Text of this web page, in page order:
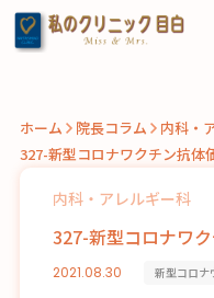
ホーム 院長コラム
内科・
327-新型コロナワクチン抗体
内科・アレルギー科
327-新型コロナワ
2021.08.30 新型コロナ